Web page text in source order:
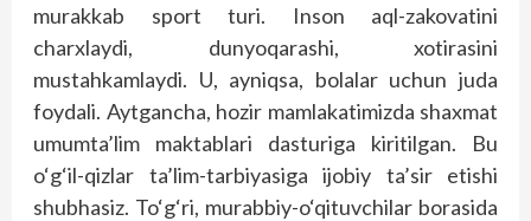
murakkab sport turi. Inson aql-zakovatini
charxlaydi, dunyoqarashi, xotirasini
mustahkamlaydi. U, ayniqsa, bolalar uchun juda
foydali. Aytgancha, hozir mamlakatimizda shaxmat
umumta’lim maktablari das­turiga kiritilgan. Bu
o‘g‘il-qizlar ta’lim-tar­biyasiga ijobiy ta’sir etishi
shubhasiz. To‘g‘ri, murabbiy-o‘qituvchilar borasida